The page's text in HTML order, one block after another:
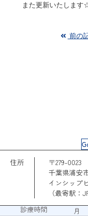
また更新いたします
前の
住所
〒279-0023
千葉県浦安
インシップ
（最寄駅：
診療時間
月